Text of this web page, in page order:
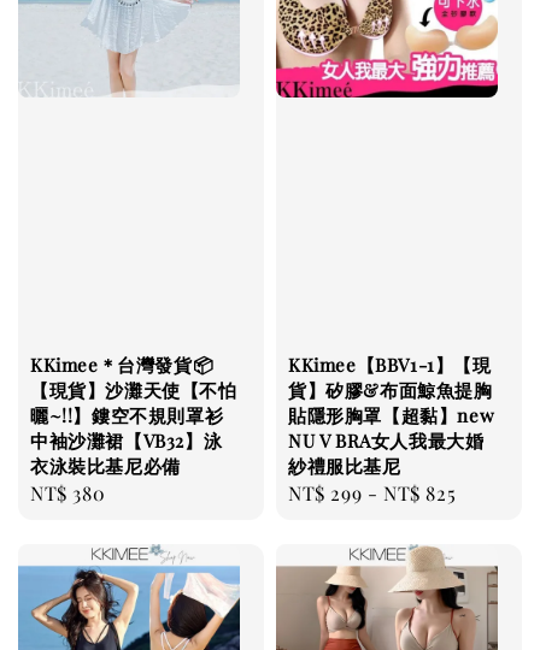
KKimee＊台灣發貨📦
【現貨】沙灘天使【不怕
曬~!!】鏤空不規則罩衫
中袖沙灘裙【VB32】泳
衣泳裝比基尼必備
Regular
NT$ 380
KKimee【BBV1-1】【現
貨】矽膠&布面鯨魚提胸
貼隱形胸罩【超黏】new
NU V BRA女人我最大婚
紗禮服比基尼
Regular
NT$ 299 -NT$ 825